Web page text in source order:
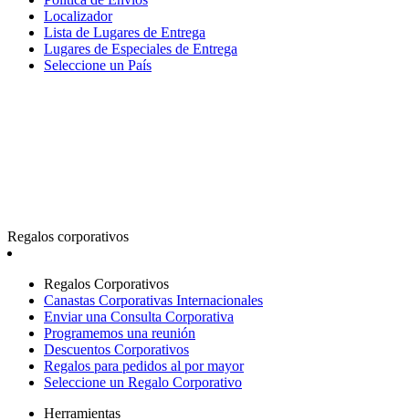
Localizador
Lista de Lugares de Entrega
Lugares de Especiales de Entrega
Seleccione un País
Regalos corporativos
Regalos Corporativos
Canastas Corporativas Internacionales
Enviar una Consulta Corporativa
Programemos una reunión
Descuentos Corporativos
Regalos para pedidos al por mayor
Seleccione un Regalo Corporativo
Herramientas